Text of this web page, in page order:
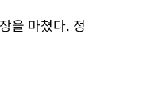
을 마쳤다. 정